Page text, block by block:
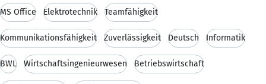
MS Office Elektrotechnik Teamfähigkeit
Kommunikationsfähigkeit Zuverlässigkeit Deutsch Informatik
BWL Wirtschaftsingenieurwesen Betriebswirtschaft